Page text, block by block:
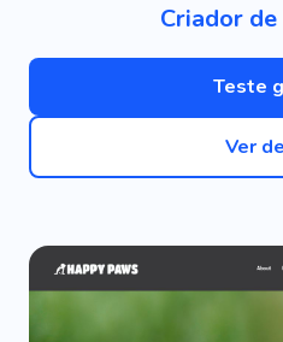
Criador
Teste
Ver